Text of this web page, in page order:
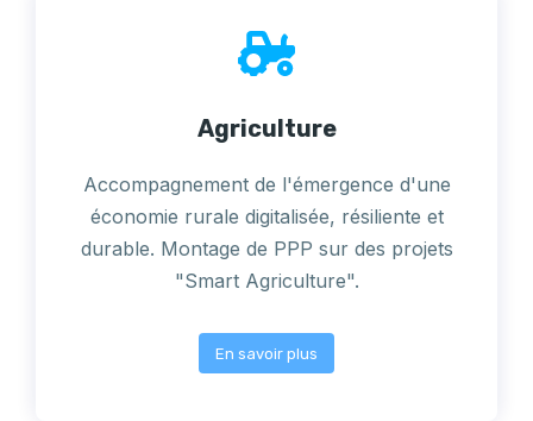
Agriculture
Accompagnement de l'émergence d'une
économie rurale digitalisée, résiliente et
durable. Montage de PPP sur des projets
"Smart Agriculture".
En savoir plus